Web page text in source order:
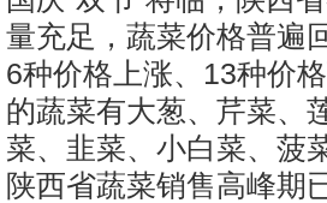
量充足，蔬菜价格普遍
6种价格上涨、13种价
的蔬菜有大葱、芹菜、
菜、韭菜、小白菜、菠
陕西省蔬菜销售高峰期